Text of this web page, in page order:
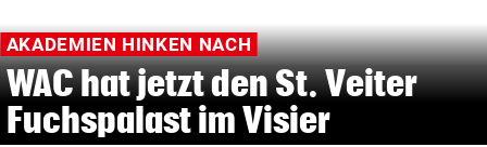
AKADEMIEN HINKEN NACH
WAC hat jetzt den St. Veiter
Fuchspalast im Visier